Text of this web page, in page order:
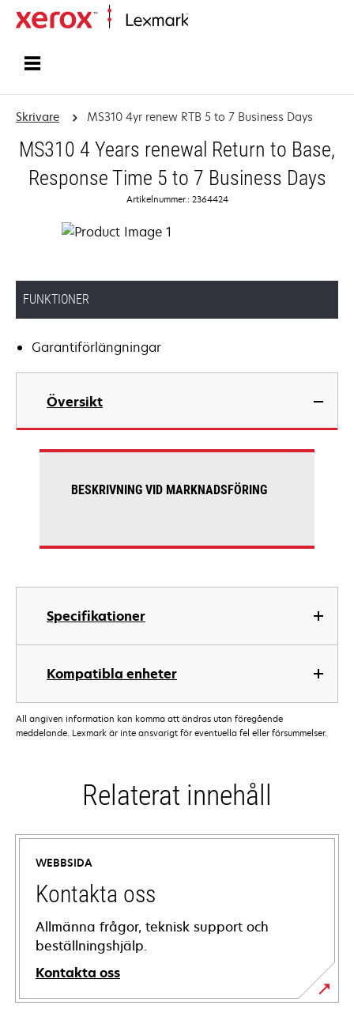
Skrivare MS310 4yr renew RTB 5 to 7 Business Days
MS310 4 Years renewal Return to Base,
Response Time 5 to 7 Business Days
Artikelnummer.: 2364424
FUNKTIONER
Garantiförlängningar
Översikt
Specifikationer
Kompatibla enheter
BESKRIVNING VID MARKNADSFÖRING
All angiven information kan komma att ändras utan föregående
meddelande. Lexmark är inte ansvarigt för eventuella fel eller försummelser.
Relaterat innehåll
WEBBSIDA
Kontakta oss
Allmänna frågor, teknisk support och
beställningshjälp.
Kontakta oss